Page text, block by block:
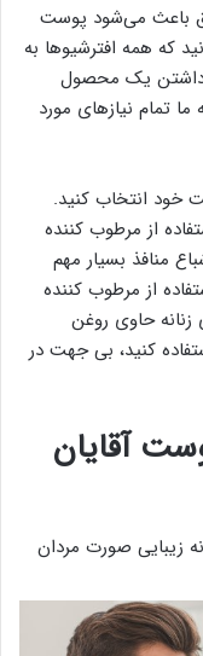
باعث می‌شود پوست
که همه افترشیوها به
داشتن یک محصول
تمام نیازهای مورد
خود انتخاب کنید.
از مرطوب کننده
منافذ بسیار مهم
از مرطوب کننده
حاوی روغن
کنید، بی جهت در
آقایان
زیبایی صورت مردان